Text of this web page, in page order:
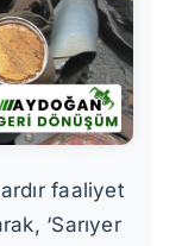
faaliyet
‘Sarıyer